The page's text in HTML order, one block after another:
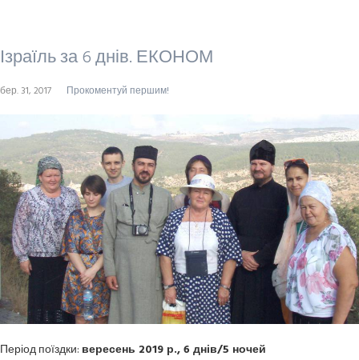
Ізраїль за 6 днів. ЕКОНОМ
бер. 31, 2017 Прокоментуй першим!
Період поїздки: вересень 2019 р., 6 днів/5 ночей